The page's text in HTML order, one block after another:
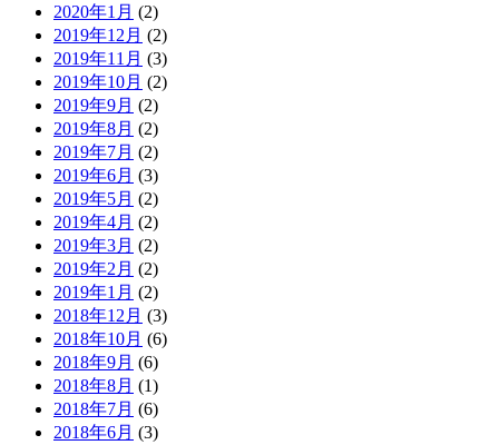
2020年1月 (2)
2019年12月 (2)
2019年11月 (3)
2019年10月 (2)
2019年9月 (2)
2019年8月 (2)
2019年7月 (2)
2019年6月 (3)
2019年5月 (2)
2019年4月 (2)
2019年3月 (2)
2019年2月 (2)
2019年1月 (2)
2018年12月 (3)
2018年10月 (6)
2018年9月 (6)
2018年8月 (1)
2018年7月 (6)
2018年6月 (3)